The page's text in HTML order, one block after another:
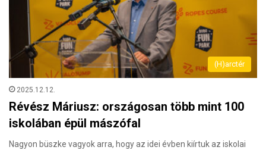
(H)arctér
2025.12.12.
Révész Máriusz: országosan több mint 100
iskolában épül mászófal
Nagyon büszke vagyok arra, hogy az idei évben kiírtuk az iskolai